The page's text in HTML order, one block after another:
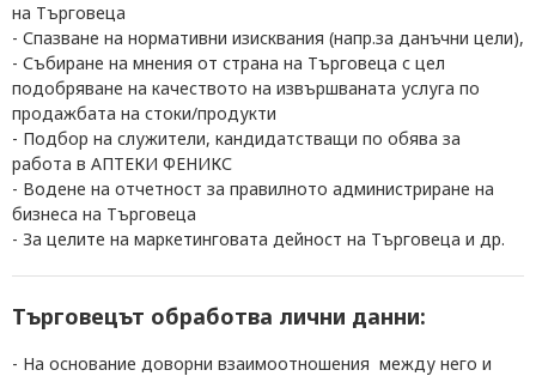
на Търговеца
- Спазване на нормативни изисквания (напр.за данъчни цели),
- Събиране на мнения от страна на Търговеца с цел
подобряване на качеството на извършваната услуга по
продажбата на стоки/продукти
- Подбор на служители, кандидатстващи по обява за
работа в АПТЕКИ ФЕНИКС
- Водене на отчетност за правилното администриране на
бизнеса на Търговеца
- За целите на маркетинговата дейност на Търговеца и др.
Търговецът обработва лични данни:
- На основание доворни взаимоотношения между него и